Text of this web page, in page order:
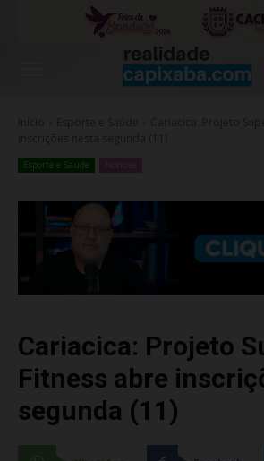
Esporte e Saúde
Cariacica: Projeto
Fitness abre
segunda (11)